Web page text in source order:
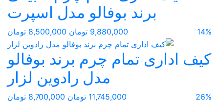
برند بوفالو مدل اسپرت
14% 9,880,000 تومان 8,500,000 تومان
کیف اداری تمام چرم برند بوفالو
مدل رادوین لزار
26% 11,745,000 تومان 8,700,000 تومان